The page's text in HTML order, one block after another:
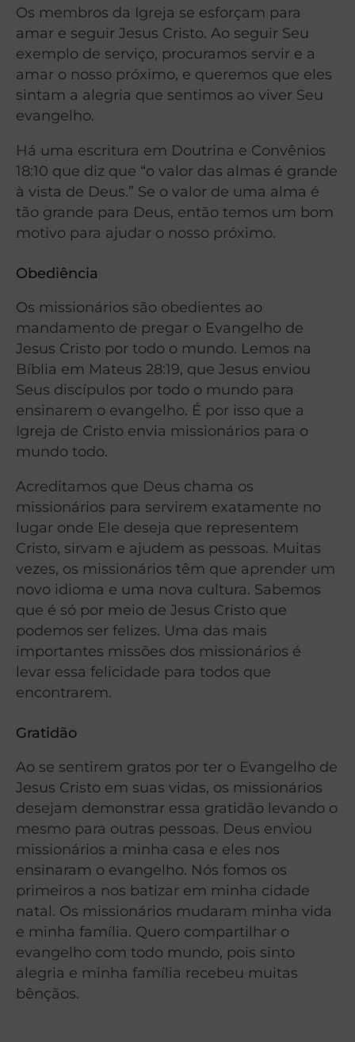
Os membros da Igreja se esforçam para
amar e seguir Jesus Cristo. Ao seguir Seu
exemplo de serviço, procuramos servir e a
amar o nosso próximo, e queremos que eles
sintam a alegria que sentimos ao viver Seu
evangelho.
Há uma escritura em Doutrina e Convênios
18:10 que diz que “o valor das almas é grande
à vista de Deus.” Se o valor de uma alma é
tão grande para Deus, então temos um bom
motivo para ajudar o nosso próximo.
Obediência
Os missionários são obedientes ao
mandamento de pregar o Evangelho de
Jesus Cristo por todo o mundo. Lemos na
Bíblia em Mateus 28:19, que Jesus enviou
Seus discípulos por todo o mundo para
ensinarem o evangelho. É por isso que a
Igreja de Cristo envia missionários para o
mundo todo.
Acreditamos que Deus chama os
missionários para servirem exatamente no
lugar onde Ele deseja que representem
Cristo, sirvam e ajudem as pessoas. Muitas
vezes, os missionários têm que aprender um
novo idioma e uma nova cultura. Sabemos
que é só por meio de Jesus Cristo que
podemos ser felizes. Uma das mais
importantes missões dos missionários é
levar essa felicidade para todos que
encontrarem.
Gratidão
Ao se sentirem gratos por ter o Evangelho de
Jesus Cristo em suas vidas, os missionários
desejam demonstrar essa gratidão levando o
mesmo para outras pessoas. Deus enviou
missionários a minha casa e eles nos
ensinaram o evangelho. Nós fomos os
primeiros a nos batizar em minha cidade
natal. Os missionários mudaram minha vida
e minha família. Quero compartilhar o
evangelho com todo mundo, pois sinto
alegria e minha família recebeu muitas
bênçãos.